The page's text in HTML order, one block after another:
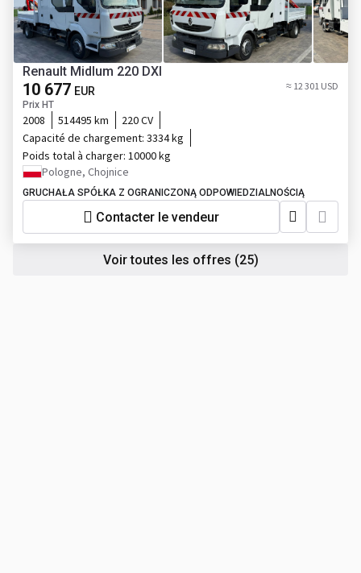
Renault Midlum 220 DXI
10 677 EUR
Prix HT
≈ 12 301 USD
2008 514495 km
220 CV
Capacité de chargement: 3334 kg
Poids total à charger: 10000 kg
Pologne, Chojnice
GRUCHAŁA SPÓŁKA Z OGRANICZONĄ ODPOWIEDZIALNOŚCIĄ
Contacter le vendeur
Voir toutes les offres (25)